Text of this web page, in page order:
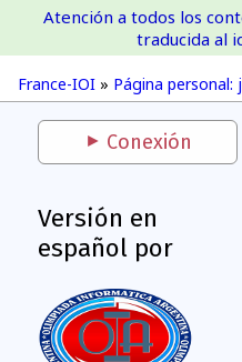
France-IOI » Página personal:
Atención a todos los
traducida al
Conexión
Versión en
español por